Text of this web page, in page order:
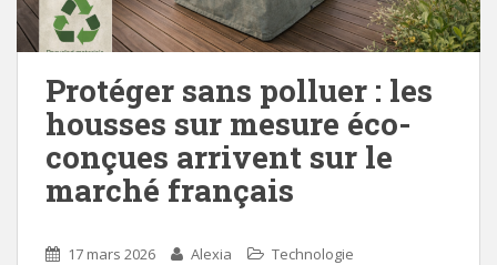
Protéger sans polluer : les
housses sur mesure éco-
conçues arrivent sur le
marché français
17 mars 2026 Alexia Technologie